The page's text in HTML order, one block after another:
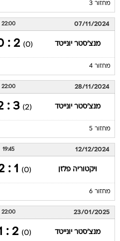
מחזור 3
07/11/2024
22:00
מנצ'סטר יונייטד (0)
2 : 0
מחזור 4
28/11/2024
22:00
מנצ'סטר יונייטד (2)
3 : 2
מחזור 5
12/12/2024
19:45
ויקטוריה פלזן (0)
1 : 2
מחזור 6
23/01/2025
22:00
מנצ'סטר יונייטד (0)
2 : 1